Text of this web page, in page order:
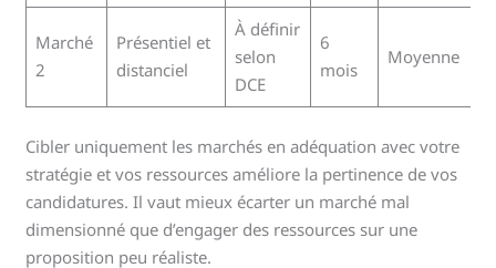
Marché
2
Présentiel et
distanciel
À définir
selon
DCE
6
mois
Moyenne
Cibler uniquement les marchés en adéquation avec votre
stratégie et vos ressources améliore la pertinence de vos
candidatures. Il vaut mieux écarter un marché mal
dimensionné que d’engager des ressources sur une
proposition peu réaliste.